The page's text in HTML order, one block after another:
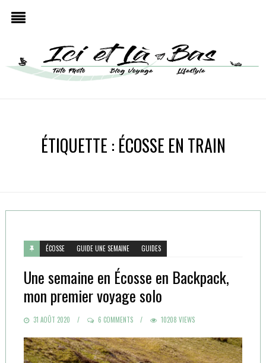
ÉTIQUETTE : ÉCOSSE EN TRAIN
ÉCOSSE GUIDE UNE SEMAINE GUIDES
Une semaine en Écosse en Backpack,
mon premier voyage solo
POSTED
31 AOÛT 2020 6 COMMENTS 10208 VIEWS